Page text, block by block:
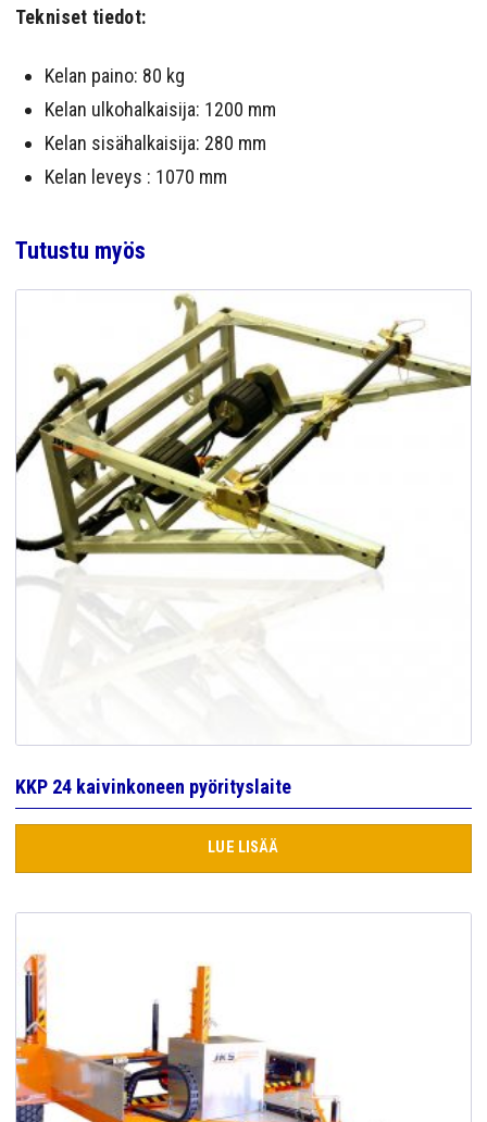
Tekniset tiedot:
Kelan paino: 80 kg
Kelan ulkohalkaisija: 1200 mm
Kelan sisähalkaisija: 280 mm
Kelan leveys : 1070 mm
Tutustu myös
KKP 24 kaivinkoneen pyörityslaite
LUE LISÄÄ